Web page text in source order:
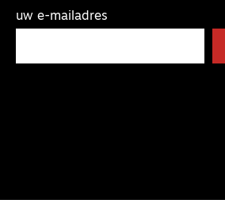
uw e-mailadres